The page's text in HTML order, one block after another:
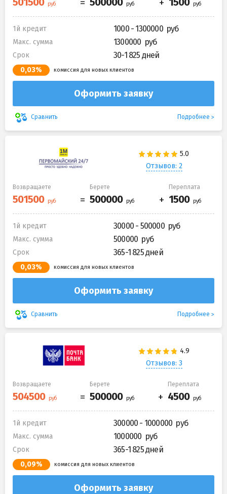
1й кредит 1000 - 1300000
Макс. сумма 1300000
Срок 30-1 825 дней
0,03% комиссия для новых клиентов
Оформить заявку
Сравнить Подробнее
Отзывов: 2
Возвращаете Берете Переплата
1й кредит 30000 - 500000
Макс. сумма 500000
Срок 365-1 825 дней
0,03% комиссия для новых клиентов
Оформить заявку
Сравнить Подробнее
Отзывов: 3
Возвращаете Берете Переплата
1й кредит 300000 - 1000000
Макс. сумма 1000000
Срок 365-1 825 дней
0,09% комиссия для новых клиентов
Оформить заявку